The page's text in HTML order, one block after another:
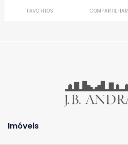
FAVORITOS COMPARTILHAR
Imóveis